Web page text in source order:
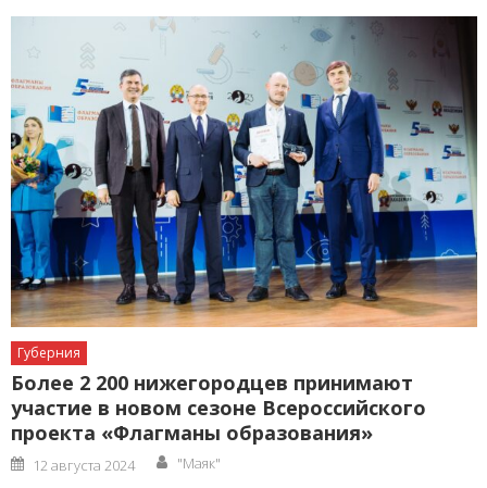
Губерния
Более 2 200 нижегородцев принимают
участие в новом сезоне Всероссийского
проекта «Флагманы образования»
Posted
on
12 августа 2024 Author
"Маяк"